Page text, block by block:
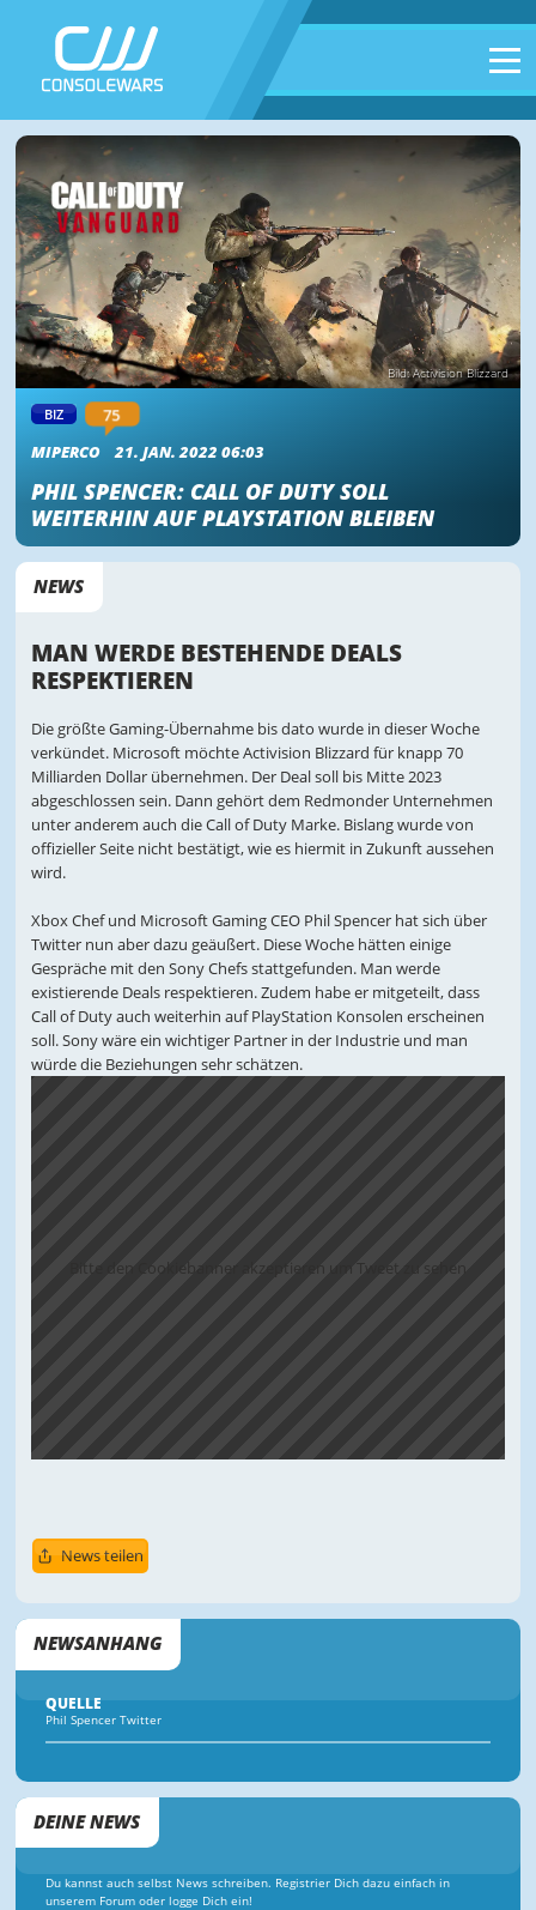
Bild: Activision Blizzard
BIZ
75
MIPERCO
21. JAN. 2022 06:03
PHIL SPENCER: CALL OF DUTY SOLL
WEITERHIN AUF PLAYSTATION BLEIBEN
NEWS
MAN WERDE BESTEHENDE DEALS
RESPEKTIEREN
Die größte Gaming-Übernahme bis dato wurde in dieser Woche
verkündet. Microsoft möchte Activision Blizzard für knapp 70
Milliarden Dollar übernehmen. Der Deal soll bis Mitte 2023
abgeschlossen sein. Dann gehört dem Redmonder Unternehmen
unter anderem auch die Call of Duty Marke. Bislang wurde von
offizieller Seite nicht bestätigt, wie es hiermit in Zukunft aussehen
wird.
Xbox Chef und Microsoft Gaming CEO Phil Spencer hat sich über
Twitter nun aber dazu geäußert. Diese Woche hätten einige
Gespräche mit den Sony Chefs stattgefunden. Man werde
existierende Deals respektieren. Zudem habe er mitgeteilt, dass
Call of Duty auch weiterhin auf PlayStation Konsolen erscheinen
soll. Sony wäre ein wichtiger Partner in der Industrie und man
würde die Beziehungen sehr schätzen.
Bitte den Cookiebanner akzeptieren um Tweet zu sehen
News teilen
NEWSANHANG
QUELLE
Phil Spencer Twitter
DEINE NEWS
Du kannst auch selbst News schreiben. Registrier Dich dazu einfach in
unserem Forum oder logge Dich ein!